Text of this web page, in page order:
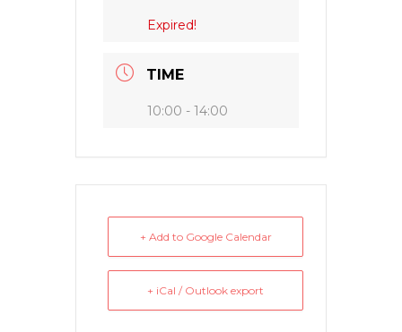
Expired!
TIME
10:00 - 14:00
+ Add to Google Calendar
+ iCal / Outlook export